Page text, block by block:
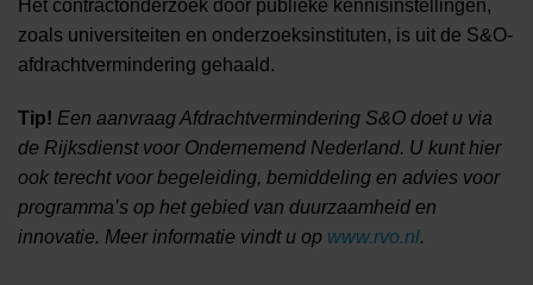
Het contractonderzoek door publieke kennisinstellingen,
zoals universiteiten en onderzoeksinstituten, is uit de S&O-
afdrachtvermindering gehaald.
Tip! Een aanvraag Afdrachtvermindering S&O doet u via
de Rijksdienst voor Ondernemend Nederland. U kunt hier
ook terecht voor begeleiding, bemiddeling en advies voor
programma’s op het gebied van duurzaamheid en
innovatie. Meer informatie vindt u op www.rvo.nl.